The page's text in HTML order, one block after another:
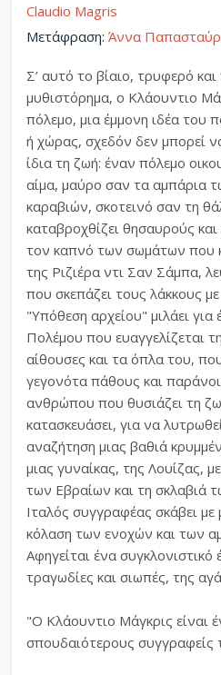
Claudio Magris
Μετάφραση: Άννα
Σ’ αυτό το βίαιο, τρυφερό
μυθιστόρημα, ο Κλάουντιο
πόλεμο, μια έμμονη ιδέα του
ή χώρας, σχεδόν δεν μπορεί
ίδια τη ζωή: έναν πόλεμο
αίμα, μαύρο σαν τα αμπάρια
καραβιών, σκοτεινό σαν τη
καταβροχθίζει θησαυρούς
τον καπνό των σωμάτων που
της Ριζιέρα ντι Σαν Σάμπα,
που σκεπάζει τους λάκκους
"Υπόθεση αρχείου" μιλάει
Πολέμου που ευαγγελίζεται
αίθουσες και τα όπλα του,
γεγονότα πάθους και
ανθρώπου που θυσιάζει τη
κατασκευάσει, για να
αναζήτηση μιας βαθιά
μιας γυναίκας, της Λουίζας,
των Εβραίων και τη σκλαβιά
Ιταλός συγγραφέας σκάβει με
κόλαση των ενοχών και των
Αφηγείται ένα
τραγωδίες και σιωπές, της
"Ο Κλάουντιο Μάγκρις είναι
σπουδαιότερους συγγραφείς